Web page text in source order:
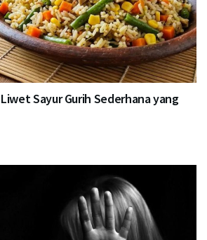
Sayur Gurih Sederhana yang